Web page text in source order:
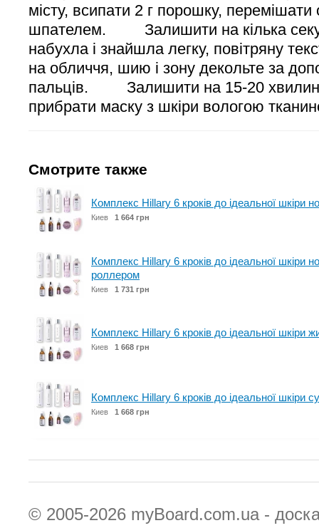
місту, всипати 2 г порошку,
шпателем. Залишити на кілька
набухла і знайшла легку, повітряну
на обличчя, шию і зону декольте за
пальців. Залишити на 15-20
прибрати маску з шкіри вологою
Смотрите также
Комплекс Hillary 6 кроків до ідеальної шкіри
Киев 1 664 грн
Комплекс Hillary 6 кроків до ідеальної шкіри
роллером
Киев 1 731 грн
Комплекс Hillary 6 кроків до ідеальної шкіри
Киев 1 668 грн
Комплекс Hillary 6 кроків до ідеальної шкіри
Киев 1 668 грн
© 2005-2026 myBoard.com.ua -